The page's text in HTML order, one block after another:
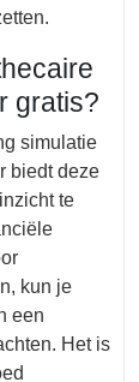
gratis?
simulatie
biedt deze
te
kun je
een
Het is